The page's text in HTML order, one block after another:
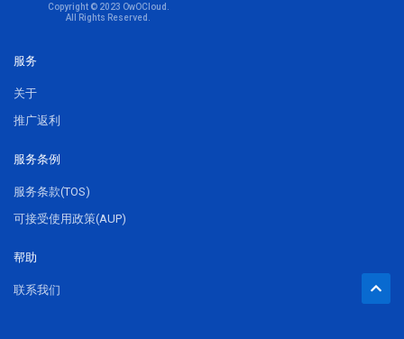
Copyright © 2023 OwOCloud.
All Rights Reserved.
服务
关于
推广返利
服务条例
服务条款(TOS)
可接受使用政策(AUP)
帮助
联系我们